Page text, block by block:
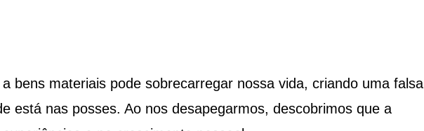
bens materiais pode sobrecarregar nossa vida, criando uma falsa
está nas posses. Ao nos desapegarmos, descobrimos que a